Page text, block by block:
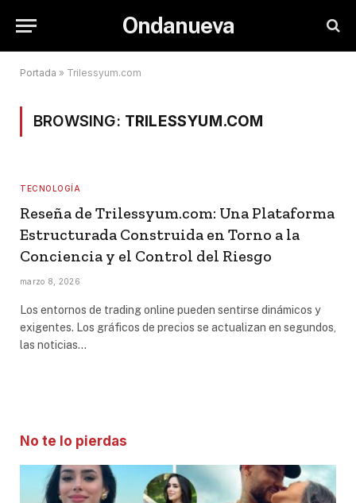
Ondanueva
Portada » Trilessyum.com
BROWSING: TRILESSYUM.COM
TECNOLOGÍA
Reseña de Trilessyum.com: Una Plataforma
Estructurada Construida en Torno a la
Conciencia y el Control del Riesgo
marzo 8, 2026
Los entornos de trading online pueden sentirse dinámicos y
exigentes. Los gráficos de precios se actualizan en segundos,
las noticias…
No te lo pierdas